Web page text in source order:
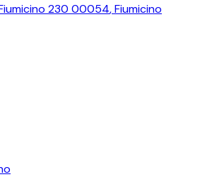
230 00054,Fiumicino